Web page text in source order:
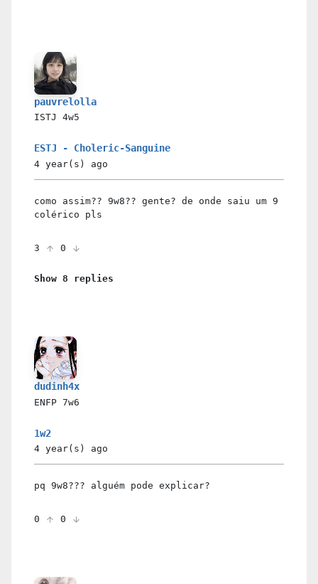
pauvrelolla
ISTJ 4w5
ESTJ - Choleric-Sanguine
4 year(s) ago
como assim?? 9w8?? gente? de onde saiu um 9
colérico pls
3 0
Show 8 replies
dudinh4x
ENFP 7w6
1w2
4 year(s) ago
pq 9w8??? alguém pode explicar?
0 0